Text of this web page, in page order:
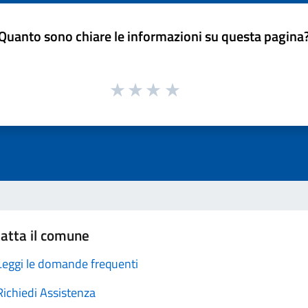
sono chiare le informazioni su questa
il comune
le domande frequenti
Assistenza